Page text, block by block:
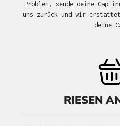
Problem, sende deine Cap
uns zurück und wir
deine
RIESEN